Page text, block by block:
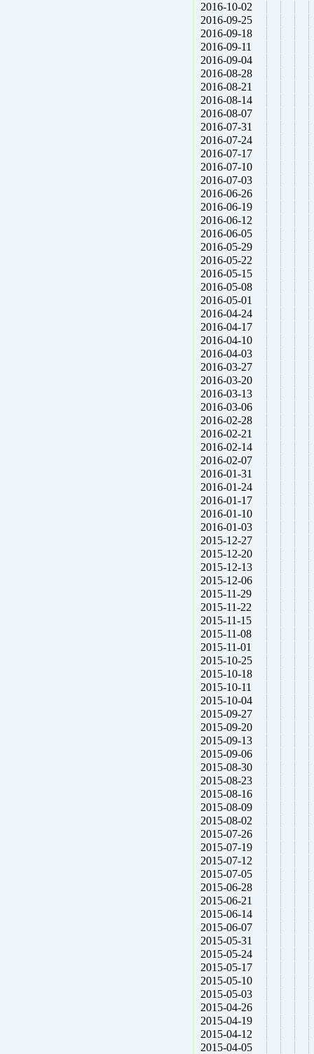
2016-10-02
2016-09-25
2016-09-18
2016-09-11
2016-09-04
2016-08-28
2016-08-21
2016-08-14
2016-08-07
2016-07-31
2016-07-24
2016-07-17
2016-07-10
2016-07-03
2016-06-26
2016-06-19
2016-06-12
2016-06-05
2016-05-29
2016-05-22
2016-05-15
2016-05-08
2016-05-01
2016-04-24
2016-04-17
2016-04-10
2016-04-03
2016-03-27
2016-03-20
2016-03-13
2016-03-06
2016-02-28
2016-02-21
2016-02-14
2016-02-07
2016-01-31
2016-01-24
2016-01-17
2016-01-10
2016-01-03
2015-12-27
2015-12-20
2015-12-13
2015-12-06
2015-11-29
2015-11-22
2015-11-15
2015-11-08
2015-11-01
2015-10-25
2015-10-18
2015-10-11
2015-10-04
2015-09-27
2015-09-20
2015-09-13
2015-09-06
2015-08-30
2015-08-23
2015-08-16
2015-08-09
2015-08-02
2015-07-26
2015-07-19
2015-07-12
2015-07-05
2015-06-28
2015-06-21
2015-06-14
2015-06-07
2015-05-31
2015-05-24
2015-05-17
2015-05-10
2015-05-03
2015-04-26
2015-04-19
2015-04-12
2015-04-05